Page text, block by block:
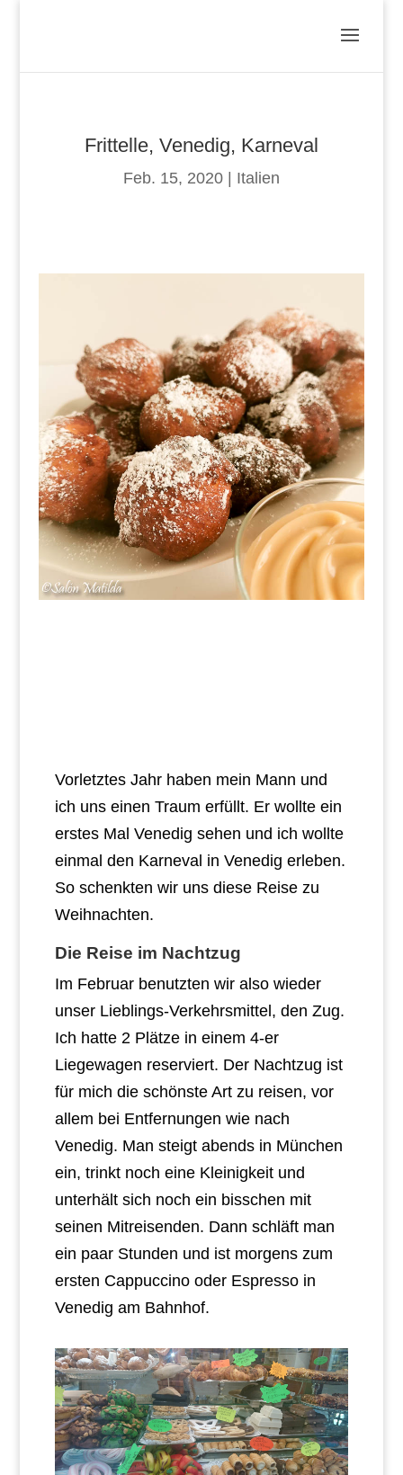
Frittelle, Venedig, Karneval
Feb. 15, 2020| Italien
Vorletztes Jahr haben mein Mann und
ich uns einen Traum erfüllt. Er wollte ein
erstes Mal Venedig sehen und ich wollte
einmal den Karneval in Venedig erleben.
So schenkten wir uns diese Reise zu
Weihnachten.
Die Reise im Nachtzug
Im Februar benutzten wir also wieder
unser Lieblings-Verkehrsmittel, den Zug.
Ich hatte 2 Plätze in einem 4-er
Liegewagen reserviert. Der Nachtzug ist
für mich die schönste Art zu reisen, vor
allem bei Entfernungen wie nach
Venedig. Man steigt abends in München
ein, trinkt noch eine Kleinigkeit und
unterhält sich noch ein bisschen mit
seinen Mitreisenden. Dann schläft man
ein paar Stunden und ist morgens zum
ersten Cappuccino oder Espresso in
Venedig am Bahnhof.